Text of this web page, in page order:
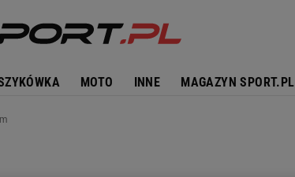
MOTO INNE MAGAZYN SPORT.PL